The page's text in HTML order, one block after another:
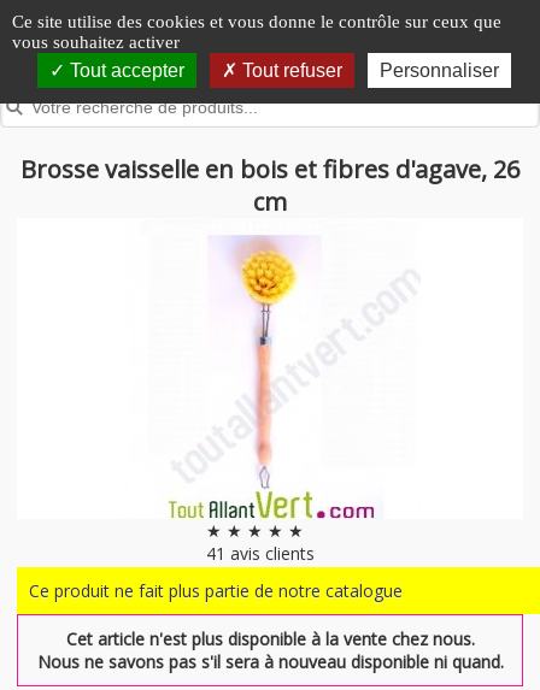
Panneau de gestion des cookies
Ce site utilise des cookies et vous donne le contrôle sur ceux que
vous souhaitez activer
Tout accepter Tout refuser Personnaliser
Brosse vaisselle en bois et fibres d'agave, 26
cm
★ ★ ★ ★ ★
41 avis clients
Ce produit ne fait plus partie de notre catalogue
Cet article n'est plus disponible à la vente chez nous.
Nous ne savons pas s'il sera à nouveau disponible ni quand.